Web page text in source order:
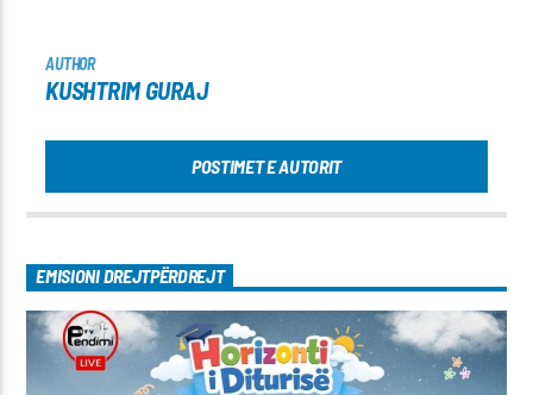
AUTHOR
KUSHTRIM GURAJ
POSTIMET E AUTORIT
EMISIONI DREJTPËRDREJT